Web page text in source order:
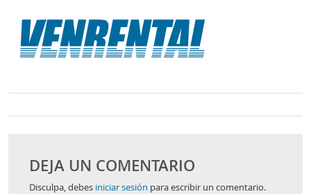
DEJA UN COMENTARIO
Disculpa, debes iniciar sesión para escribir un comentario.